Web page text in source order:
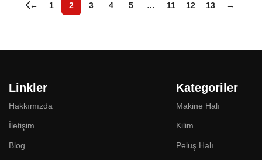
← 1 2 3 4 5 … 11 12 13 →
Linkler
Hakkımızda
İletişim
Blog
Kategoriler
Makine Halı
Kilim
Peluş Halı